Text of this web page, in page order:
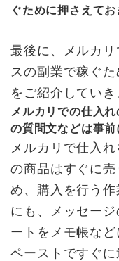
ぐために押さえて
最後に、メルカ
スの副業で稼ぐ
をご紹介していき
メルカリでの仕入
の質問文などは事前
メルカリで仕入
の商品はすぐに
め、購入を行う
にも、メッセー
ートをメモ帳な
ペーストですぐ